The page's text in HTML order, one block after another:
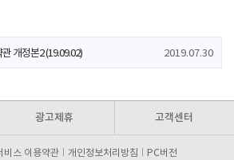
정본1 (19.09.02)
개정본2 (19.09.02) 2019.07.30
광고제휴 고객센터
비스 이용약관 개인정보처리방침 PC버전